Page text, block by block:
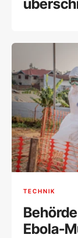
TECHNIK
Ebola-